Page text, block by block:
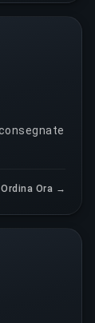
Ordina Ora →